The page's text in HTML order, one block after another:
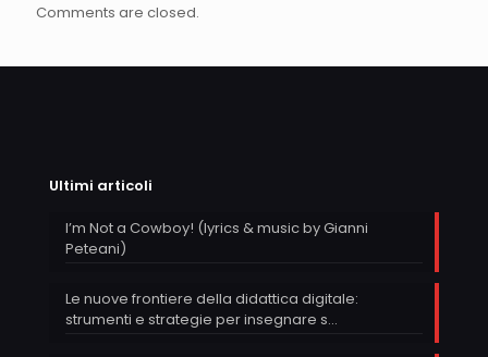
Comments are closed.
Ultimi articoli
I’m Not a Cowboy! (lyrics & music by Gianni
Peteani)
Le nuove frontiere della didattica digitale:
strumenti e strategie per insegnare s…